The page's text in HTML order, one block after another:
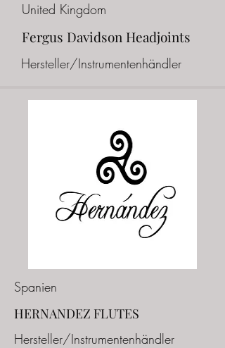
United Kingdom
Fergus Davidson Headjoints
Hersteller/Instrumentenhändler
Spanien
HERNANDEZ FLUTES
Hersteller/Instrumentenhändler